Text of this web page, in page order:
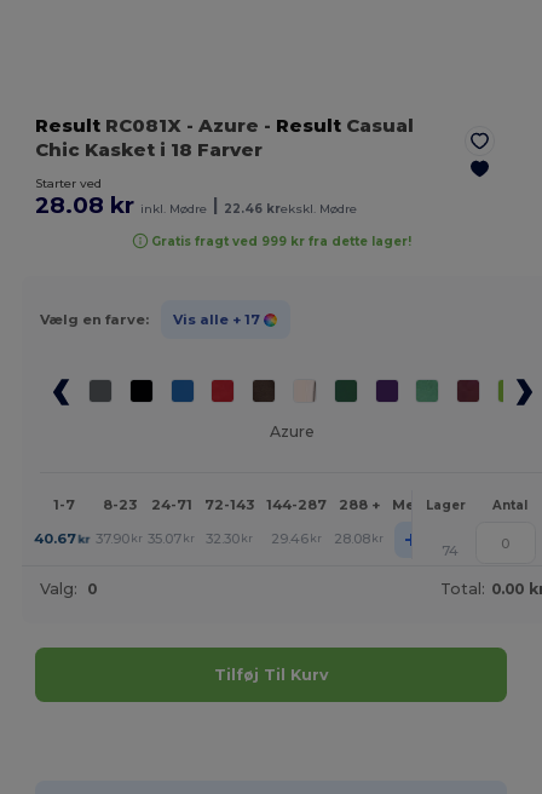
Result RC081X - Azure - Result Casual
Chic Kasket i 18 Farver
Starter ved
28.08 kr inkl. Mødre 22.46 krekskl. Mødre
Gratis fragt ved 999 kr fra dette lager!
Vælg en farve: Vis alle + 17
Azure
1-7 8-23 24-71 72-143 144-287 288 + MereLager Antal
40.67kr 37.90 kr 35.07 kr 32.30 kr 29.46 kr 28.08 kr + 74
Valg: 0 Total: 0.00
Tilføj Til Kurv